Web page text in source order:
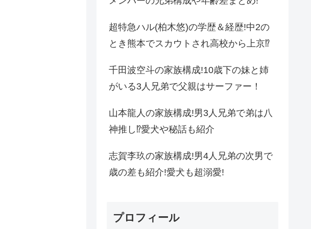
超特急ハル(柏木悠)の学歴＆経歴!中2の
とき熊本でスカウトされ高校から上京⁉
千田波空斗の家族構成!10歳下の妹と姉
がいる3人兄弟で父親はサーファー！
山本龍人の家族構成!男3人兄弟で弟は八
神推し⁉愛犬や秘話も紹介
志賀李玖の家族構成!男4人兄弟の次男で
歳の差も紹介!愛犬も超溺愛!
プロフィール